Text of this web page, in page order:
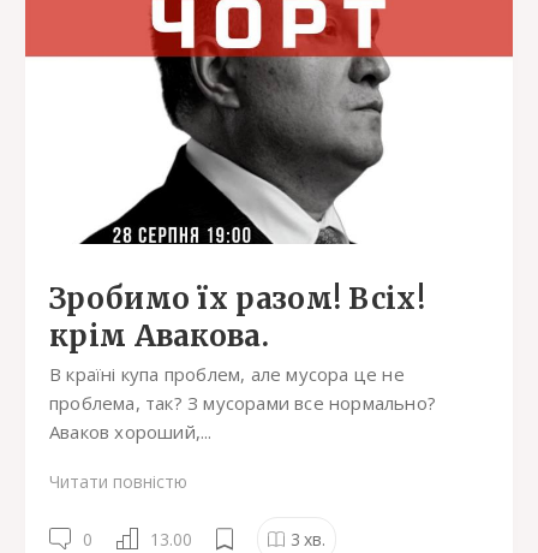
Зробимо їх разом! Всіх!
крім Авакова.
В країні купа проблем, але мусора це не
проблема, так? З мусорами все нормально?
Аваков хороший,...
Читати повністю
0 13.00 3 хв.